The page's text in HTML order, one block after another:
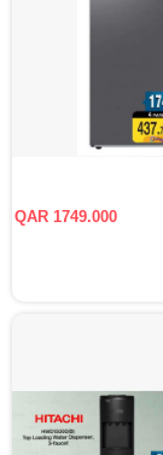
QAR 1749.000